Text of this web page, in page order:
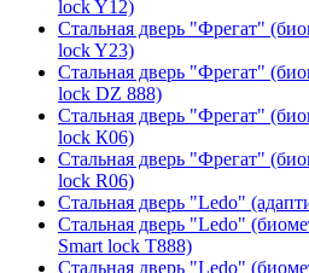
lock Y12)
Стальная дверь "Фрегат"
lock Y23)
Стальная дверь "Фрегат"
lock DZ 888)
Стальная дверь "Фрегат"
lock К06)
Стальная дверь "Фрегат"
lock R06)
Стальная дверь "Ledo"
Стальная дверь "Ledo"
Smart lock T888)
Стальная дверь "Ledo"